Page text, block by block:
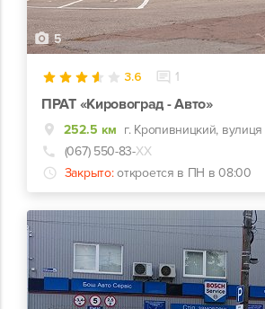
5
3.6 1
ПРАТ «Кировоград - Авто»
252.5 км
(067) 550-83-ХХ
Закрыто: откроется в ПН в 08:00